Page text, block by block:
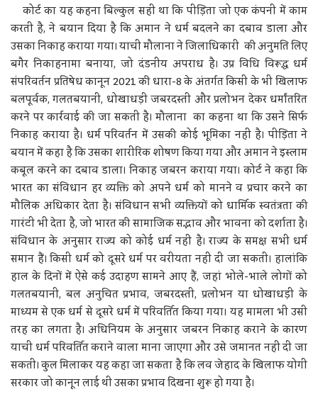
कोर्ट का यह कहना बिल्कुल सही था कि पीड़िता जो एक कंपनी में काम
करती है, ने बयान दिया है कि अमान ने धर्म बदलने का दबाव डाला और
उसका निकाह कराया गया। याची मौलाना ने जिलाधिकारी की अनुमति लिए
बगैर निकाहनामा बनाया, जो दंडनीय अपराध है। उप्र विधि विरूद्ध धर्म
संपरिवर्तन प्रतिषेध कानून 2021 की धारा-8 के अंतर्गत किसी के भी खिलाफ
बलपूर्वक, गलतबयानी, धोखाधड़ी जबरदस्ती और प्रलोभन देकर धर्मांतरित
करने पर कार्रवाई की जा सकती है। मौलाना का कहना था कि उसने सिर्फ
निकाह कराया है। धर्म परिवर्तन में उसकी कोई भूमिका नहीं है। पीड़िता ने
बयान में कहा है कि उसका शारीरिक शोषण किया गया और अमान ने इस्लाम
कबूल करने का दबाव डाला। निकाह जबरन कराया गया। कोर्ट ने कहा कि
भारत का संविधान हर व्यक्ति को अपने धर्म को मानने व प्रचार करने का
मौलिक अधिकार देता है। संविधान सभी व्यक्तियों को धार्मिक स्वतंत्रता की
गारंटी भी देता है, जो भारत की सामाजिक सद्भाव और भावना को दर्शाता है।
संविधान के अनुसार राज्य को कोई धर्म नहीं है। राज्य के समक्ष सभी धर्म
समान हैं। किसी धर्म को दूसरे धर्म पर वरीयता नहीं दी जा सकती। हालांकि
हाल के दिनों में ऐसे कई उदाहण सामने आए हैं, जहां भोले-भाले लोगों को
गलतबयानी, बल अनुचित प्रभाव, जबरदस्ती, प्रलोभन या धोखाधड़ी के
माध्यम से एक धर्म से दूसरे धर्म में परिवर्तित किया गया। यह मामला भी उसी
तरह का लगता है। अधिनियम के अनुसार जबरन निकाह कराने के कारण
याची धर्म परिवर्तित कराने वाला माना जाएगा और उसे जमानत नहीं दी जा
सकती। कुल मिलाकर यह कहा जा सकता है कि लव जेहाद के खिलाफ योगी
सरकार जो कानून लाई थी उसका प्रभाव दिखना शुरू हो गया है।